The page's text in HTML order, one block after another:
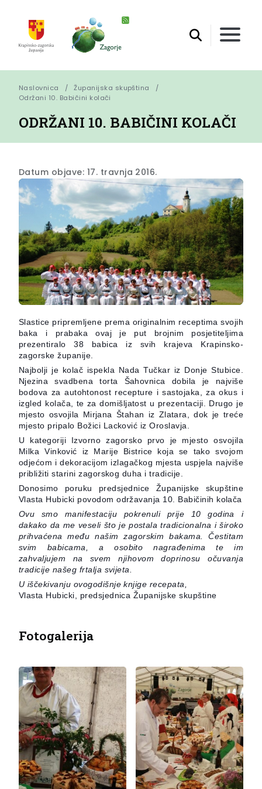
Naslovnica
Županijska skupština
Održani 10. Babičini kolači
ODRŽANI 10. BABIČINI KOLAČI
Datum objave: 17. travnja 2016.
Slastice pripremljene prema originalnim receptima svojih
baka i prabaka ovaj je put brojnim posjetiteljima
prezentiralo 38 babica iz svih krajeva Krapinsko-
zagorske županije.
Najbolji je kolač ispekla Nada Tučkar iz Donje Stubice.
Njezina svadbena torta Šahovnica dobila je najviše
bodova za autohtonost recepture i sastojaka, za okus i
izgled kolača, te za domišljatost u prezentaciji. Drugo je
mjesto osvojila Mirjana Štahan iz Zlatara, dok je treće
mjesto pripalo Božici Lacković iz Oroslavja.
U kategoriji Izvorno zagorsko prvo je mjesto osvojila
Milka Vinković iz Marije Bistrice koja se tako svojom
odjećom i dekoracijom izlagačkog mjesta uspjela najviše
približiti starini zagorskog duha i tradicije.
Donosimo poruku predsjednice Županijske skupštine
Vlasta Hubicki povodom održavanja 10. Babičinih kolača
Ovu smo manifestaciju pokrenuli prije 10 godina i
dakako da me veseli što je postala tradicionalna i široko
prihvaćena među našim zagorskim bakama. Čestitam
svim babicama, a osobito nagrađenima te im
zahvaljujem na svem njihovom doprinosu očuvanja
tradicije našeg frtalja svijeta.
U iščekivanju ovogodišnje knjige recepata,
Vlasta Hubicki, predsjednica Županijske skupštine
Fotogalerija